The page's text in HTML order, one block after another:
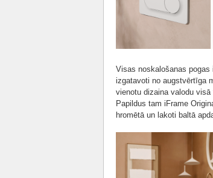
Visas noskalošanas
izgatavoti no augstvērtīga
vienotu dizaina valodu
Papildus tam iFrame
hromētā un lakoti baltā